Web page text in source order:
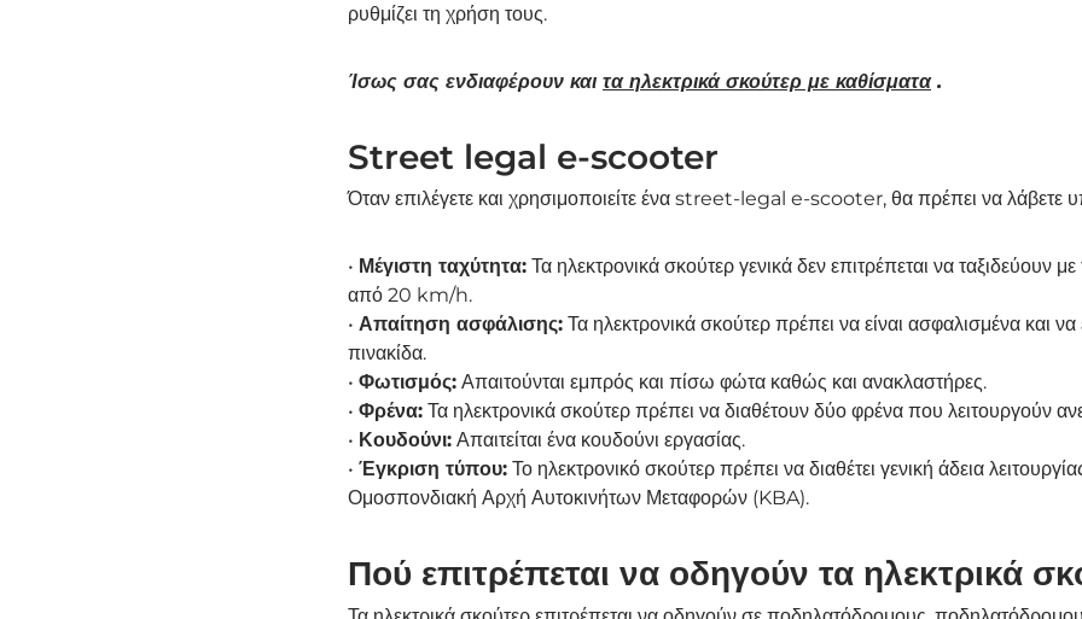
ρυθμίζει τη χρήση τους.
Ίσως σας ενδιαφέρουν και τα ηλεκτρικά σκούτερ με καθίσματα.
Street legal e-scooter
Όταν επιλέγετε και χρησιμοποιείτε ένα street-legal e-scooter, θα πρέπει να λάβετε
• Μέγιστη ταχύτητα: Τα ηλεκτρονικά σκούτερ γενικά δεν επιτρέπεται να ταξιδεύουν
από 20 km/h.
• Απαίτηση ασφάλισης: Τα ηλεκτρονικά σκούτερ πρέπει να είναι ασφαλισμένα και
πινακίδα.
• Φωτισμός: Απαιτούνται εμπρός και πίσω φώτα καθώς και ανακλαστήρες.
• Φρένα: Τα ηλεκτρονικά σκούτερ πρέπει να διαθέτουν δύο φρένα που λειτουργούν
• Κουδούνι: Απαιτείται ένα κουδούνι εργασίας.
• Έγκριση τύπου: Το ηλεκτρονικό σκούτερ πρέπει να διαθέτει γενική άδεια
Ομοσπονδιακή Αρχή Αυτοκινήτων Μεταφορών (KBA).
Πού επιτρέπεται να οδηγούν τα ηλεκτρικά